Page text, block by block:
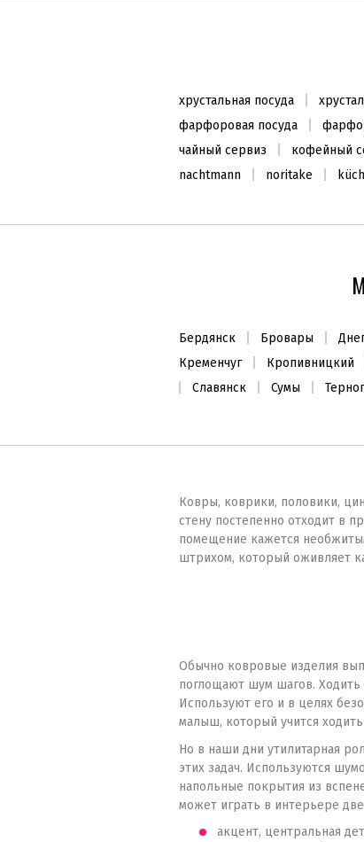
Заканчивается
Набор палочек 24см (8шт.)
хрустальная посуда
фарфоровая посуда
чайный сервиз
кофейный
nachtmann
noritake
Бердянск Бровары
Кременчуг
Кропивницкий
Славянск
Сумы
Ковры, коврики, половики,
стену постепенно отходит в
помещение кажется
штрихом, который оживляет
Обычно ковровые изделия
поглощают шум шагов. Ходить
Используют его и в целях
малыш, который учится
Но в наши дни утилитарная
этих задач. Используются
напольные покрытия из
может играть в интерьере
акцент, центральная